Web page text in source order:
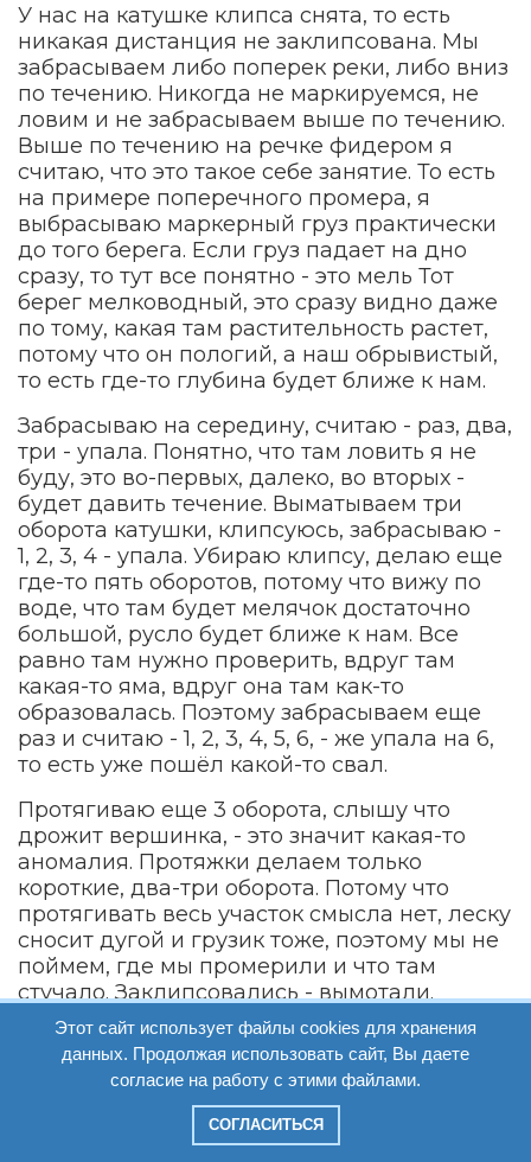
У нас на катушке клипса снята, то есть
никакая дистанция не заклипсована. Мы
забрасываем либо поперек реки, либо вниз
по течению. Никогда не маркируемся, не
ловим и не забрасываем выше по течению.
Выше по течению на речке фидером я
считаю, что это такое себе занятие. То есть
на примере поперечного промера, я
выбрасываю маркерный груз практически
до того берега. Если груз падает на дно
сразу, то тут все понятно - это мель Тот
берег мелководный, это сразу видно даже
по тому, какая там растительность растет,
потому что он пологий, а наш обрывистый,
то есть где-то глубина будет ближе к нам.
Забрасываю на середину, считаю - раз, два,
три - упала. Понятно, что там ловить я не
буду, это во-первых, далеко, во вторых -
будет давить течение. Выматываем три
оборота катушки, клипсуюсь, забрасываю -
1, 2, 3, 4 - упала. Убираю клипсу, делаю еще
где-то пять оборотов, потому что вижу по
воде, что там будет мелячок достаточно
большой, русло будет ближе к нам. Все
равно там нужно проверить, вдруг там
какая-то яма, вдруг она там как-то
образовалась. Поэтому забрасываем еще
раз и считаю - 1, 2, 3, 4, 5, 6, - же упала на 6,
то есть уже пошёл какой-то свал.
Протягиваю еще 3 оборота, слышу что
дрожит вершинка, - это значит какая-то
аномалия. Протяжки делаем только
короткие, два-три оборота. Потому что
протягивать весь участок смысла нет, леску
сносит дугой и грузик тоже, поэтому мы не
поймем, где мы промерили и что там
стучало. Заклипсовались - вымотали.
Было, значит, на счет: 3, 4, 6. Бросаем еще
разочек - 1, 2, 3, 4, 5, 6, 7, - идет небольшой
свальчик. Раз-два-три, опять же забираю.
Что-то постукивает - хорошо, ракушечка
там всё-таки есть. Но я не думаю, что
Этот сайт использует файлы cookies для хранения
данных. Продолжая использовать сайт, Вы даете
согласие на работу с этими файлами.
СОГЛАСИТЬСЯ